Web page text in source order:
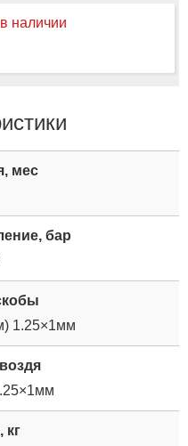
наличии
мес
бар
1.25×1мм
кг